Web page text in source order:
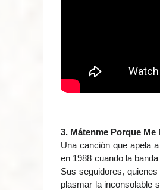
3. Mátenme Porque Me
Una canción que apela
en 1988 cuando la
Sus seguidores,
plasmar la inconsolable